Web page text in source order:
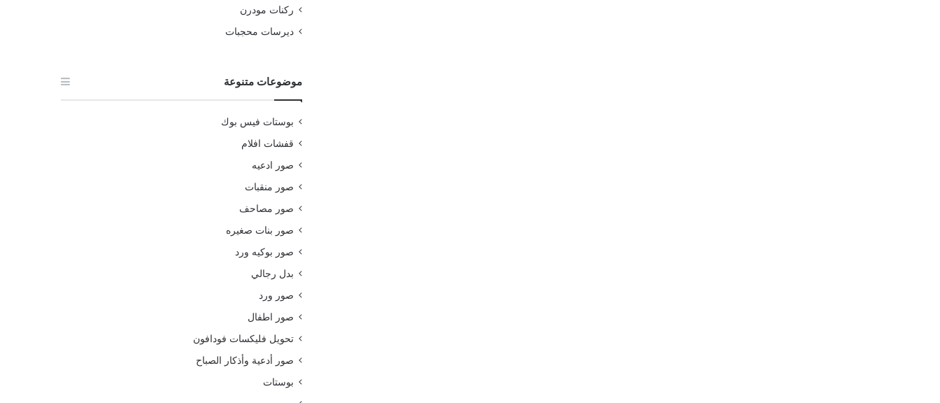
ركنات مودرن
ديرسات محجبات
موضوعات متنوعة
بوستات فيس بوك
قفشات افلام
صور ادعيه
صور منقبات
صور مصاحف
صور بنات صغيره
صور بوكيه ورد
بدل رجالي
صور ورد
صور اطفال
تحويل فليكسات فودافون
صور أدعية وأذكار الصباح
بوستات